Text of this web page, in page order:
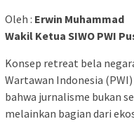
Oleh : Erwin Muhammad
Wakil Ketua SIWO PWI
Konsep retreat bela
Wartawan Indonesia
bahwa jurnalisme bukan
melainkan bagian dari